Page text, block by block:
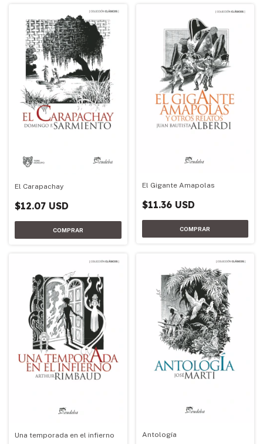
El Carapachay
$12.07 USD
El Gigante Amapolas
$11.36 USD
Una temporada en el infierno Antología